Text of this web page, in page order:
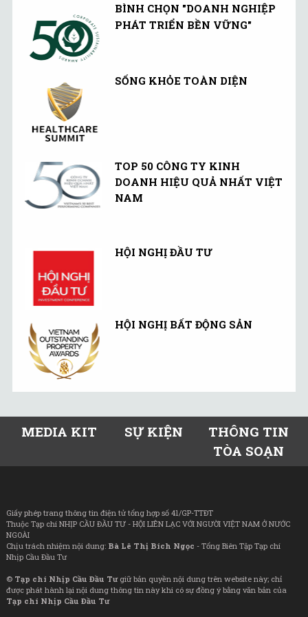
BÌNH CHỌN "DOANH NGHIỆP
PHÁT TRIỂN BỀN VỮNG"
SỐNG KHỎE TOÀN DIỆN
TOP 50 CÔNG TY KINH
DOANH HIỆU QUẢ NHẤT VIỆT
NAM
HỘI NGHỊ ĐẦU TƯ
HỘI NGHỊ BẤT ĐỘNG SẢN
MEDIA KIT SỰ KIỆN
THÔNG TIN
TÒA SOẠN
Giấy phép trang thông tin điện tử tổng hợp số 41/GP-TTĐT
Thuộc Tạp chí NHỊP CẦU ĐẦU TƯ - HỘI LIÊN LẠC VỚI NGƯỜI VIỆT NAM Ở NƯỚC
NGOÀI
Chịu trách nhiệm nội dung: Bà Lê Thị Bích Ngọc - Tổng Biên Tập Tạp chí
Nhịp Cầu Đầu Tư
© Tạp chí Nhịp Cầu Đầu Tưgiữ bản quyền nội dung trên website này; chỉ
được phát hành lại nội dung thông tin này khi có sự đồng ý bằng văn bản của
Tạp chí Nhịp Cầu Đầu Tư